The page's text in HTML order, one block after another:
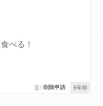
べる！
6年前
削除申請